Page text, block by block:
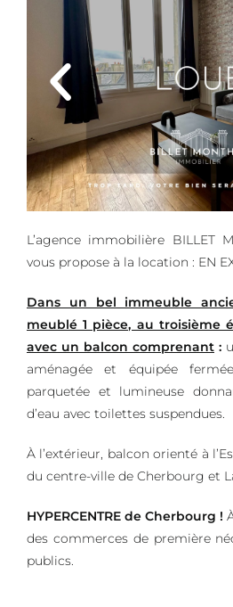
L’agence immobilière BILLET
vous propose à la location : EN
Dans un bel immeuble
meublé 1 pièce, au troisième
avec un balcon comprenant :
aménagée et équipée
parquetée et lumineuse
d’eau avec toilettes suspendues.
À l’extérieur, balcon orienté à
du centre-ville de Cherbourg et
HYPERCENTRE de Cherbourg !
des commerces de première
publics.